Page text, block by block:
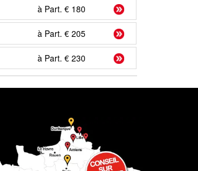
à Part. € 180
à Part. € 205
à Part. € 230